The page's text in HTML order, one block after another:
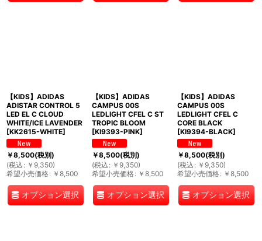
【KIDS】ADIDAS
ADISTAR CONTROL 5
LED EL C CLOUD
WHITE/ICE LAVENDER
[KK2615-WHITE]
￥8,500(税別)
(税込 : ￥ 9,350)
希望小売価格: ￥ 8,500
オプション選択
【KIDS】ADIDAS
CAMPUS 00S
LEDLIGHT CFEL C ST
TROPIC BLOOM
[KI9393-PINK]
￥8,500(税別)
(税込 : ￥ 9,350)
希望小売価格: ￥ 8,500
オプション選択
【KIDS】ADIDAS
CAMPUS 00S
LEDLIGHT CFEL C
CORE BLACK
[KI9394-BLACK]
￥8,500(税別)
(税込 : ￥ 9,350)
希望小売価格: ￥ 8,500
オプション選択